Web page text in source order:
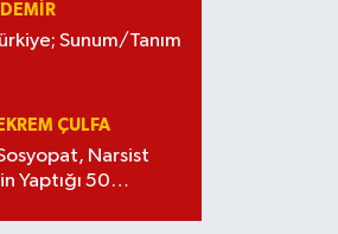
Sunum/Tanım
ÇULFA
Narsist
Yaptığı 50